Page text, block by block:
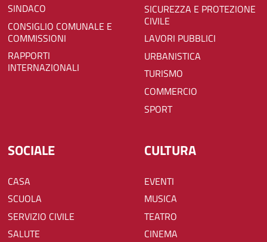
SINDACO
CONSIGLIO COMUNALE E
COMMISSIONI
RAPPORTI
INTERNAZIONALI
SICUREZZA E PROTEZIONE
CIVILE
LAVORI PUBBLICI
URBANISTICA
TURISMO
COMMERCIO
SPORT
SOCIALE
CASA
SCUOLA
SERVIZIO CIVILE
SALUTE
CULTURA
EVENTI
MUSICA
TEATRO
CINEMA